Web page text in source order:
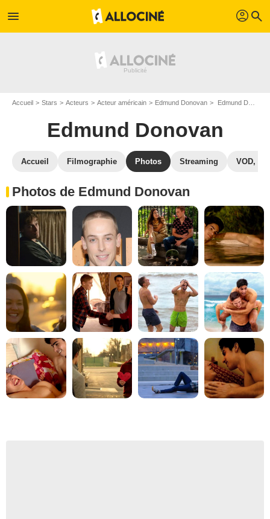
menu profil search
Accueil Stars Acteurs Acteur américain Edmund Donovan Edmund Donovan : Photos de ses films et séries
Edmund Donovan
Accueil Filmographie Photos Streaming VOD,
Photos de Edmund Donovan